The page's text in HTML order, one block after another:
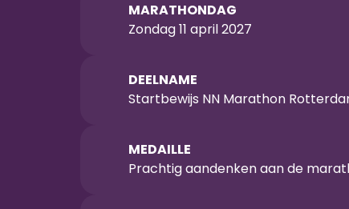
MARATHONDAG
Zondag 11 april 2027
DEELNAME
Startbewijs NN Marathon
MEDAILLE
Prachtig aandenken aan de